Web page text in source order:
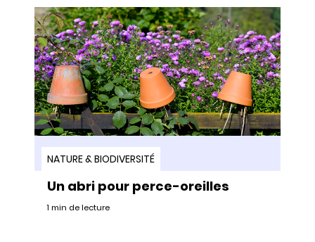
NATURE & BIODIVERSITÉ
Un abri pour perce-oreilles
1 min de lecture